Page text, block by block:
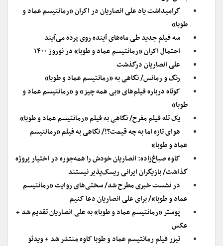
گرامیداشت یاد علی انصاریان در اکران «رمانتیسم عماد و
طوبا»
سه فیلم جدید طی ماه‌های آینده روی پرده می‌آیند
احتمال اکران «رمانتیسم عماد و طوبا» در نوروز ۱۴۰۰
علی انصاریان درگذشت
رنگ و رمانس/ نگاهی به «رمانتیسم عماد و طوبا»
کوتاه درباره فیلم‌های «بی همه چیز» و «رمانتیسم عماد و
طوبا»
یک تله فیلم مفرح/ نگاهی به فیلم «رمانتیسم عماد و طوبا»
هوای تازه اما به چه قیمت؟!/ نگاهی به فیلم «رمانتیسم
عماد و طوبا»
کاوه صباغ‌زاده: انصاریان خودش را همه‌جوره در اختیار پروژه
گذاشت/ بازیگران ایرانی ریسک‌پذیر نیستند
در نشست خبری مطرح شد/ سختی‌های روایت «رمانتیسم
عماد و طوبا»/ برای علی انصاریان دعا کنیم
پوستر «رمانتیسم عماد و طوبا» به علی انصاریان تقدیم شد +
عکس
تیزر فیلم رمانتیسم عماد و طوبا کاوه منتشر شد + ویدئو